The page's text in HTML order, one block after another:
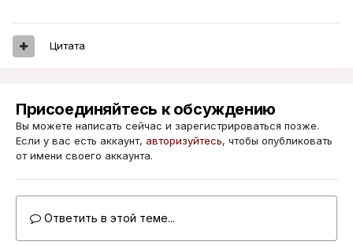
Цитата
Присоединяйтесь к обсуждению
Вы можете написать сейчас и зарегистрироваться позже.
Если у вас есть аккаунт, авторизуйтесь, чтобы опубликовать
от имени своего аккаунта.
Ответить в этой теме...